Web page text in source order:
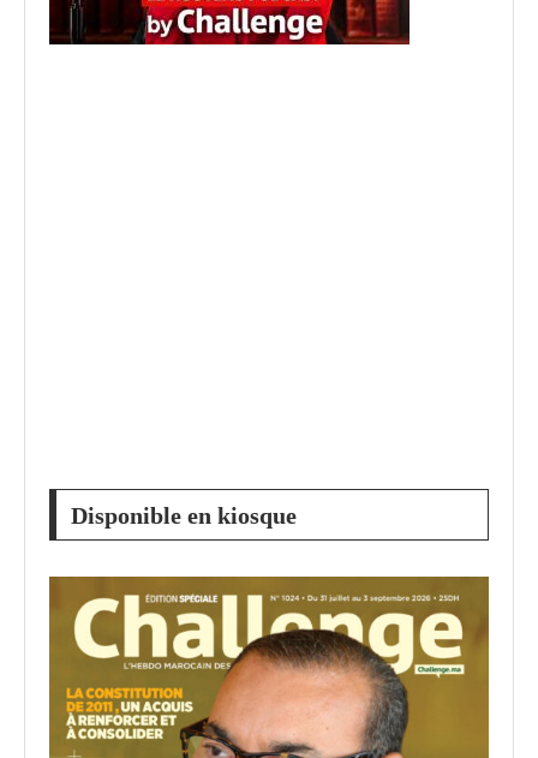
Disponible en kiosque